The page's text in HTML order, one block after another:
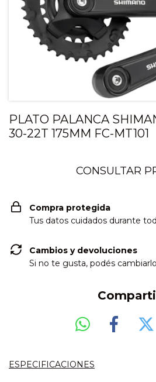
PLATO PALANCA
30-22T 175MM FC-MT101
Compra protegida
Tus datos cuidados durante
Cambios y devoluciones
Si no te gusta, podés
ESPECIFICACIONES